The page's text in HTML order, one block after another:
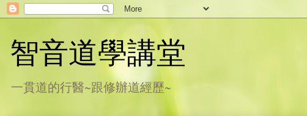
智音道學講堂
一貫道的行醫~跟修辦道經歷~